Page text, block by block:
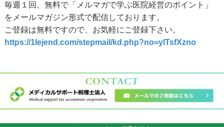
毎週１回、無料で「メルマガで学ぶ医院経営のポイント」
をメールマガジン形式で配信しております。
ご登録は無料ですので、お気軽にご登録下さい。
https://1lejend.com/stepmail/kd.php?no=ylTsfXzno